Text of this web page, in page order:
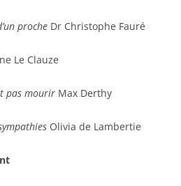
proche Dr Christophe Fauré
Le Clauze
pas mourir Max Derthy
Olivia de Lambertie